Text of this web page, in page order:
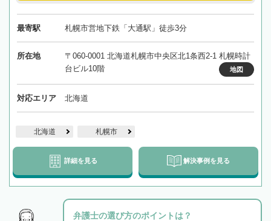
最寄駅 札幌市営地下鉄「大通駅」徒歩3分
所在地
〒060-0001 北海道札幌市中央区北1条西2-1 札幌時計
台ビル10階
地図
対応エリア 北海道
北海道 札幌市
詳細を見る 解決事例を見る
弁護士の選び方のポイントは？